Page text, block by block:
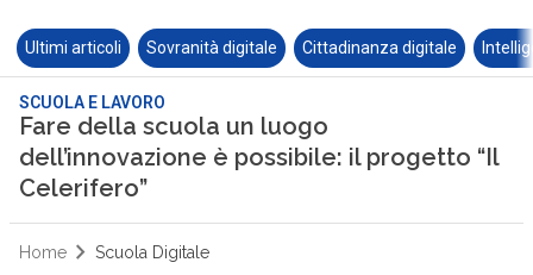
Ultimi articoli Sovranità digitale Cittadinanza digitale
SCUOLA E LAVORO
Fare della scuola un luogo
dell’innovazione è possibile: il progetto “Il
Celerifero”
Home Scuola Digitale